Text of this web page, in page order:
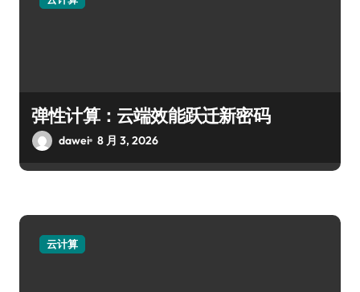
弹性计算：云端效能跃迁新密码
dawei 8 月 3, 2026
云计算